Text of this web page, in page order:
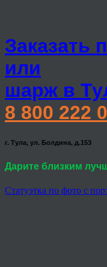
Заказать
или
шарж в
8 800 222
г. Тула, ул. Болдина, д.153
Дарите близким
Статуэтка по фото с